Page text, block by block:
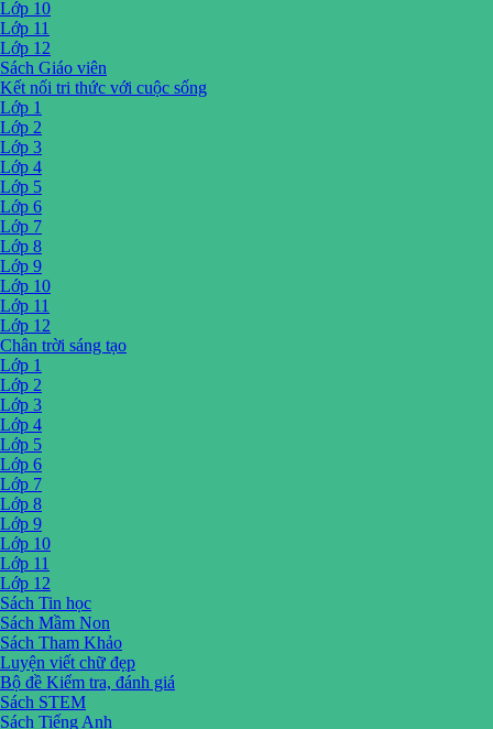
Lớp 10
Lớp 11
Lớp 12
Sách Giáo viên
Kết nối tri thức với cuộc sống
Lớp 1
Lớp 2
Lớp 3
Lớp 4
Lớp 5
Lớp 6
Lớp 7
Lớp 8
Lớp 9
Lớp 10
Lớp 11
Lớp 12
Chân trời sáng tạo
Lớp 1
Lớp 2
Lớp 3
Lớp 4
Lớp 5
Lớp 6
Lớp 7
Lớp 8
Lớp 9
Lớp 10
Lớp 11
Lớp 12
Sách Tin học
Sách Mầm Non
Sách Tham Khảo
Luyện viết chữ đẹp
Bộ đề Kiểm tra, đánh giá
Sách STEM
Sách Tiếng Anh